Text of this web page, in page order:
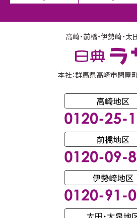
高崎・前橋・伊勢崎・
本社：群馬県高崎市問屋